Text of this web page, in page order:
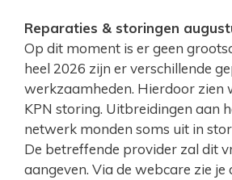
Reparaties & storingen
Op dit moment is er geen
heel 2026 zijn er verschillende
werkzaamheden. Hierdoor zien
KPN storing. Uitbreidingen aan
netwerk monden soms uit in
De betreffende provider zal dit
aangeven. Via de webcare zie je